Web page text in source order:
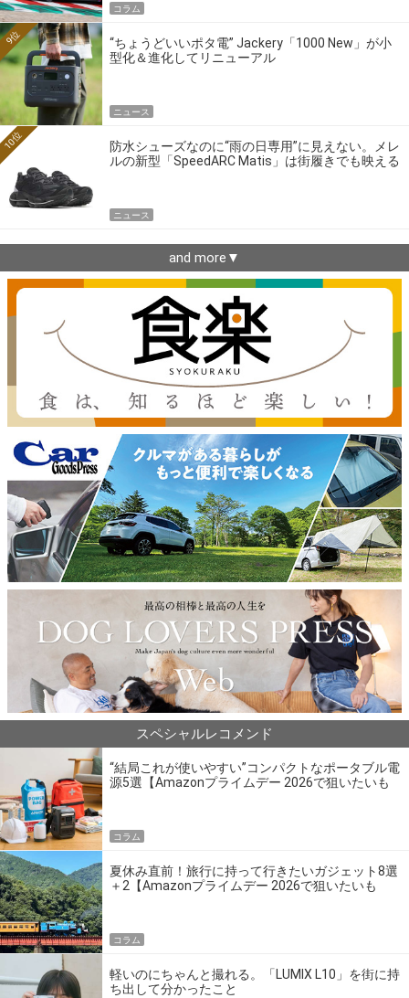
コラム
“ちょうどいいポタ電” Jackery「1000 New」が小
型化＆進化してリニューアル
9位
ニュース
防水シューズなのに“雨の日専用”に見えない。メレ
ルの新型「SpeedARC Matis」は街履きでも映える
10位
ニュース
and more▼
スペシャルレコメンド
“結局これが使いやすい”コンパクトなポータブル電
源5選【Amazonプライムデー 2026で狙いたいも
コラム
夏休み直前！旅行に持って行きたいガジェット8選
＋2【Amazonプライムデー 2026で狙いたいも
コラム
軽いのにちゃんと撮れる。「LUMIX L10」を街に持
ち出して分かったこと